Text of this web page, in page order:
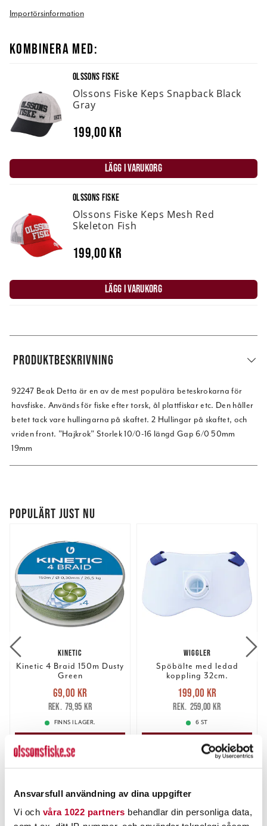
Ansvarsfull användning av dina uppgifter
Vi och våra 1022 partners behandlar din personliga data,
Importörsinformation
KOMBINERA MED:
OLSSONS FISKE
Olssons Fiske Keps Snapback Black
Gray
199,00 kr
LÄGG I VARUKORG
OLSSONS FISKE
Olssons Fiske Keps Mesh Red
Skeleton Fish
199,00 kr
LÄGG I VARUKORG
PRODUKTBESKRIVNING
92247 Beak Detta är en av de mest populära beteskrokarna för
havsfiske. Används för fiske efter torsk, ål plattfiskar etc. Den håller
betet tack vare hullingarna på skaftet. 2 Hullingar på skaftet, och
vriden front. ”Hajkrok” Storlek 10/0-16 längd Gap 6/0 50mm
19mm
POPULÄRT JUST NU
KINETIC
Kinetic 4 Braid 150m Dusty
Green
Nuvarande pris
69,00 krTidigare pris
79,95 kr
69,00 kr
79,95 kr
FINNS I LAGER.
LÄS MER
WIGGLER
Spöbälte med ledad
koppling 32cm.
Nuvarande pris
199,00 krTidigare pris
259,00 kr
199,00 kr
259,00 kr
6 ST
LÄGG I VARUKORGEN
ANDRA TITTADE OCKSÅ PÅ